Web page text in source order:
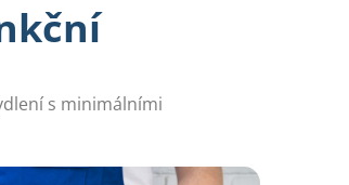
s minimálními